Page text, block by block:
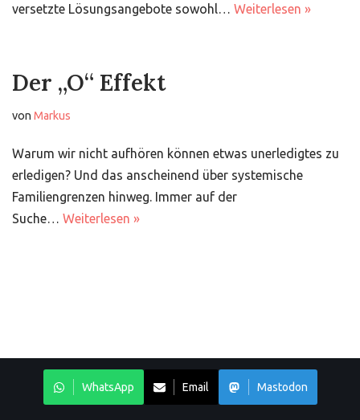
versetzte Lösungsangebote sowohl… Weiterlesen »
Der „O“ Effekt
von Markus
Warum wir nicht aufhören können etwas unerledigtes zu
erledigen? Und das anscheinend über systemische
Familiengrenzen hinweg. Immer auf der
Suche… Weiterlesen »
WhatsApp Email Mastodon